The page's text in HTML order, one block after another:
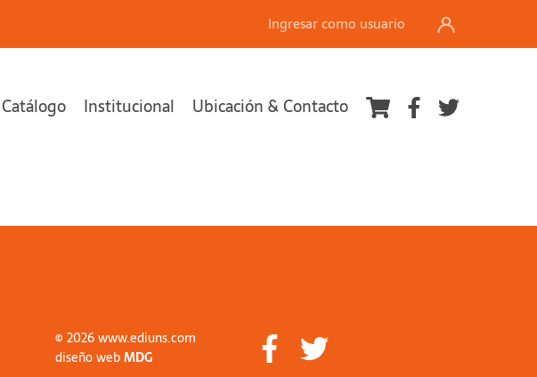
Ingresar como usuario
Catálogo Institucional Ubicación & Contacto
© 2026 www.ediuns.com
diseño webMDG